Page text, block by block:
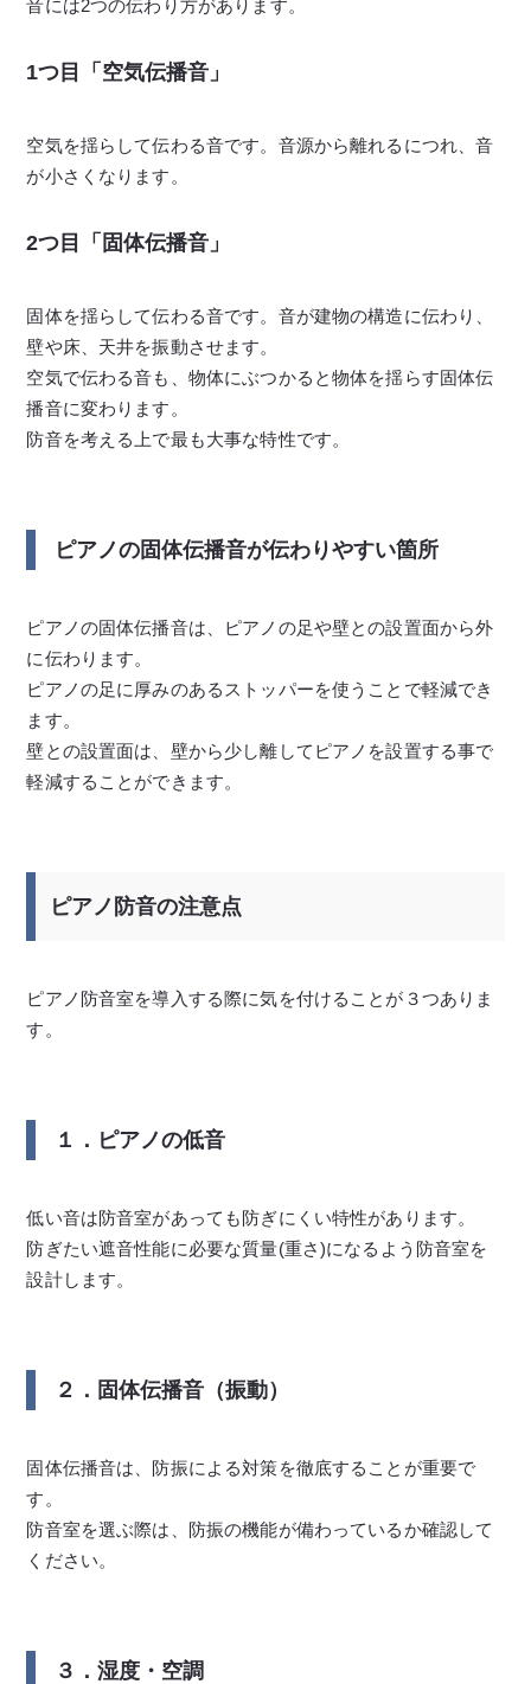
音には2つの伝わり方があります。
1つ目「空気伝播音」
空気を揺らして伝わる音です。音源から離れるにつれ、音
が小さくなります。
2つ目「固体伝播音」
固体を揺らして伝わる音です。音が建物の構造に伝わり、
壁や床、天井を振動させます。
空気で伝わる音も、物体にぶつかると物体を揺らす固体伝
播音に変わります。
防音を考える上で最も大事な特性です。
ピアノの固体伝播音が伝わりやすい箇所
ピアノの固体伝播音は、ピアノの足や壁との設置面から外
に伝わります。
ピアノの足に厚みのあるストッパーを使うことで軽減でき
ます。
壁との設置面は、壁から少し離してピアノを設置する事で
軽減することができます。
ピアノ防音の注意点
ピアノ防音室を導入する際に気を付けることが３つありま
す。
１．ピアノの低音
低い音は防音室があっても防ぎにくい特性があります。
防ぎたい遮音性能に必要な質量(重さ)になるよう防音室を
設計します。
２．固体伝播音（振動）
固体伝播音は、防振による対策を徹底することが重要で
す。
防音室を選ぶ際は、防振の機能が備わっているか確認して
ください。
３．湿度・空調